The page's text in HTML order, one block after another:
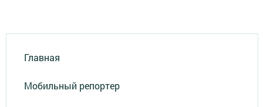
Главная
Мобильный репортер